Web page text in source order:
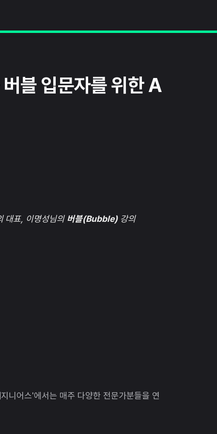
블 입문자를 위한 A
대표, 이명성님의 버블(Bubble)강의
니어스'에서는 매주 다양한 전문가분들을 연